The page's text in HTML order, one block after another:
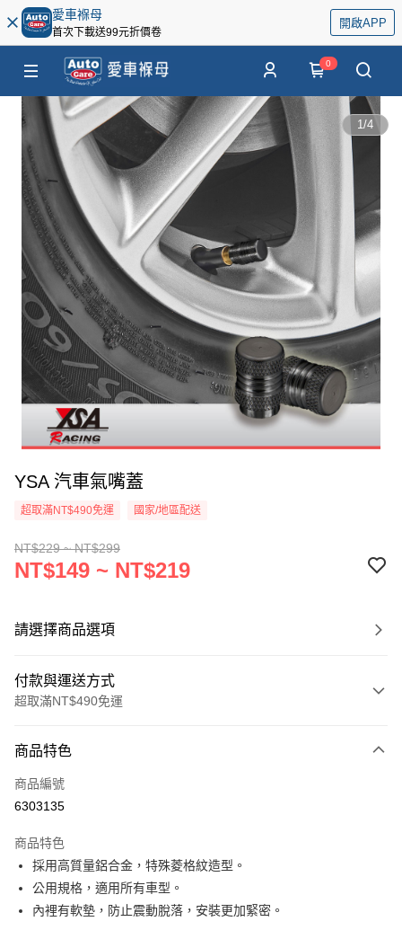
愛車褓母
首次下載送99元折價卷
開啟APP
0
1/4
YSA 汽車氣嘴蓋
超取滿NT$490免運 國家/地區配送
NT$229 ~ NT$299
NT$149 ~ NT$219
請選擇商品選項
付款與運送方式
超取滿NT$490免運
信用卡一次付款
信用卡分期付款
合作金庫商業銀行
華南商業銀行
彰化商業銀行
上海商業儲蓄銀行
國泰世華商業銀行
兆豐國際商業銀行
超商取貨付款
LINE Pay
商品特色
商品編號
6303135
商品特色
採用高質量鋁合金，特殊菱格紋造型。
公用規格，適用所有車型。
內裡有軟墊，防止震動脫落，安裝更加緊密。